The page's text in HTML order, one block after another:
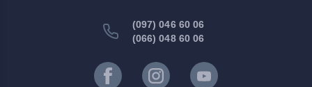
(097) 046 60 06
(066) 048 60 06